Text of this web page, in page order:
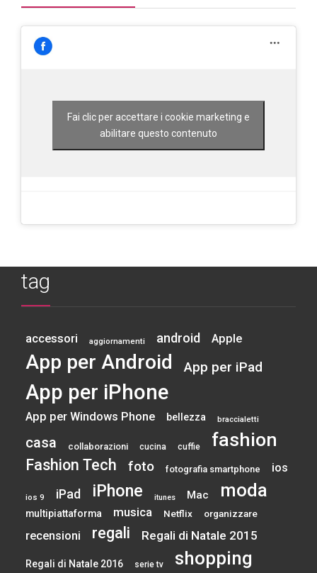
Fai clic per accettare i cookie marketing e
abilitare questo contenuto
tag
accessori aggiornamenti android Apple
App per Android App per iPad
App per iPhone
App per Windows Phone bellezza braccialetti
casa collaborazioni cucina cuffie fashion
Fashion Tech foto fotografia smartphone ios
ios 9 iPad iPhone itunes Mac moda
multipiattaforma musica Netflix organizzare
recensioni regali Regali di Natale 2015
Regali di Natale 2016 serie tv shopping